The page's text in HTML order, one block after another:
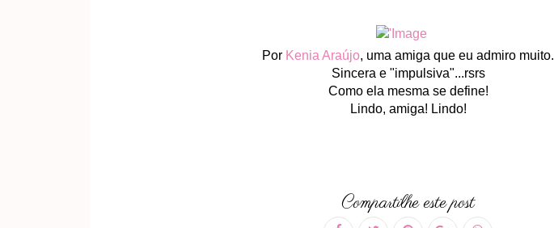
Por Kenia Araújo, uma amiga que eu admiro muito.
Sincera e "impulsiva"...rsrs
Como ela mesma se define!
Lindo, amiga! Lindo!
Compartilhe este post